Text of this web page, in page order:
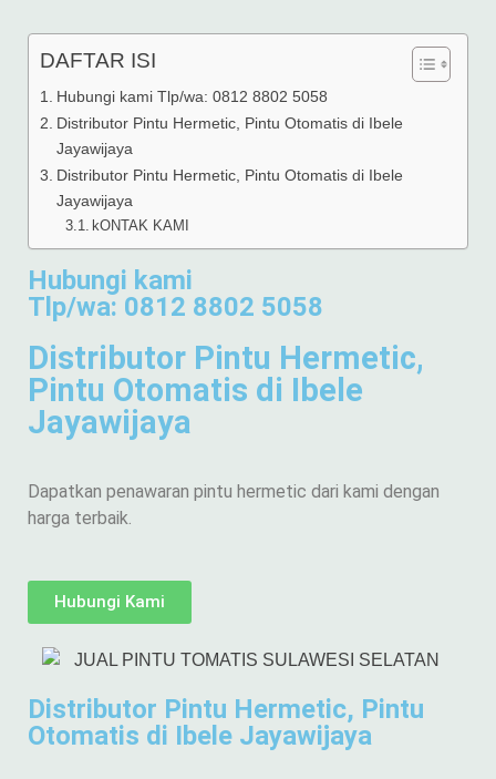
DAFTAR ISI
Hubungi kami Tlp/wa: 0812 8802 5058
Distributor Pintu Hermetic, Pintu Otomatis di Ibele
Jayawijaya
Distributor Pintu Hermetic, Pintu Otomatis di Ibele
Jayawijaya
kONTAK KAMI
Hubungi kami
Tlp/wa: 0812 8802 5058
Distributor Pintu Hermetic,
Pintu Otomatis di Ibele
Jayawijaya
Dapatkan penawaran pintu hermetic dari kami dengan
harga terbaik.
Hubungi Kami
Distributor Pintu Hermetic, Pintu
Otomatis di Ibele Jayawijaya